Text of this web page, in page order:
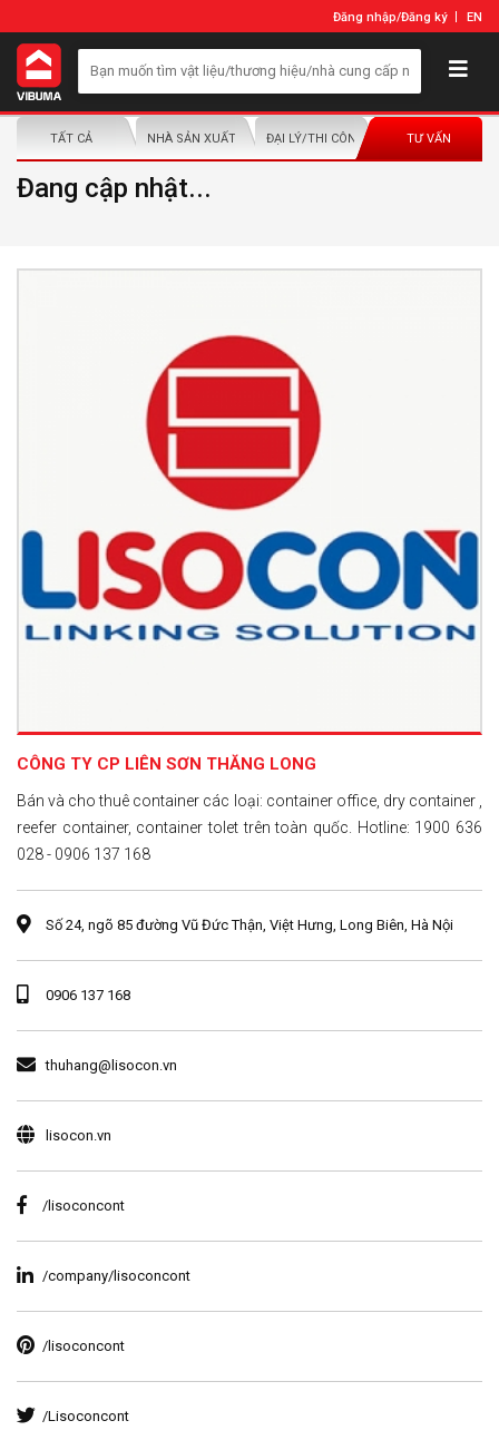
Đăng nhập/Đăng ký EN
TẤT CẢ NHÀ SẢN XUẤT/NHÀ PHÂN PHỐIĐẠI LÝ/THI CÔNG LẮP ĐẶTTƯ VẤN
Đang cập nhật...
CÔNG TY CP LIÊN SƠN THĂNG LONG
Bán và cho thuê container các loại: container office, dry container ,
reefer container, container tolet trên toàn quốc. Hotline: 1900 636
028 - 0906 137 168
Số 24, ngõ 85 đường Vũ Đức Thận, Việt Hưng, Long Biên, Hà Nội
0906 137 168
thuhang@lisocon.vn
lisocon.vn
/lisoconcont
/company/lisoconcont
/lisoconcont
/Lisoconcont